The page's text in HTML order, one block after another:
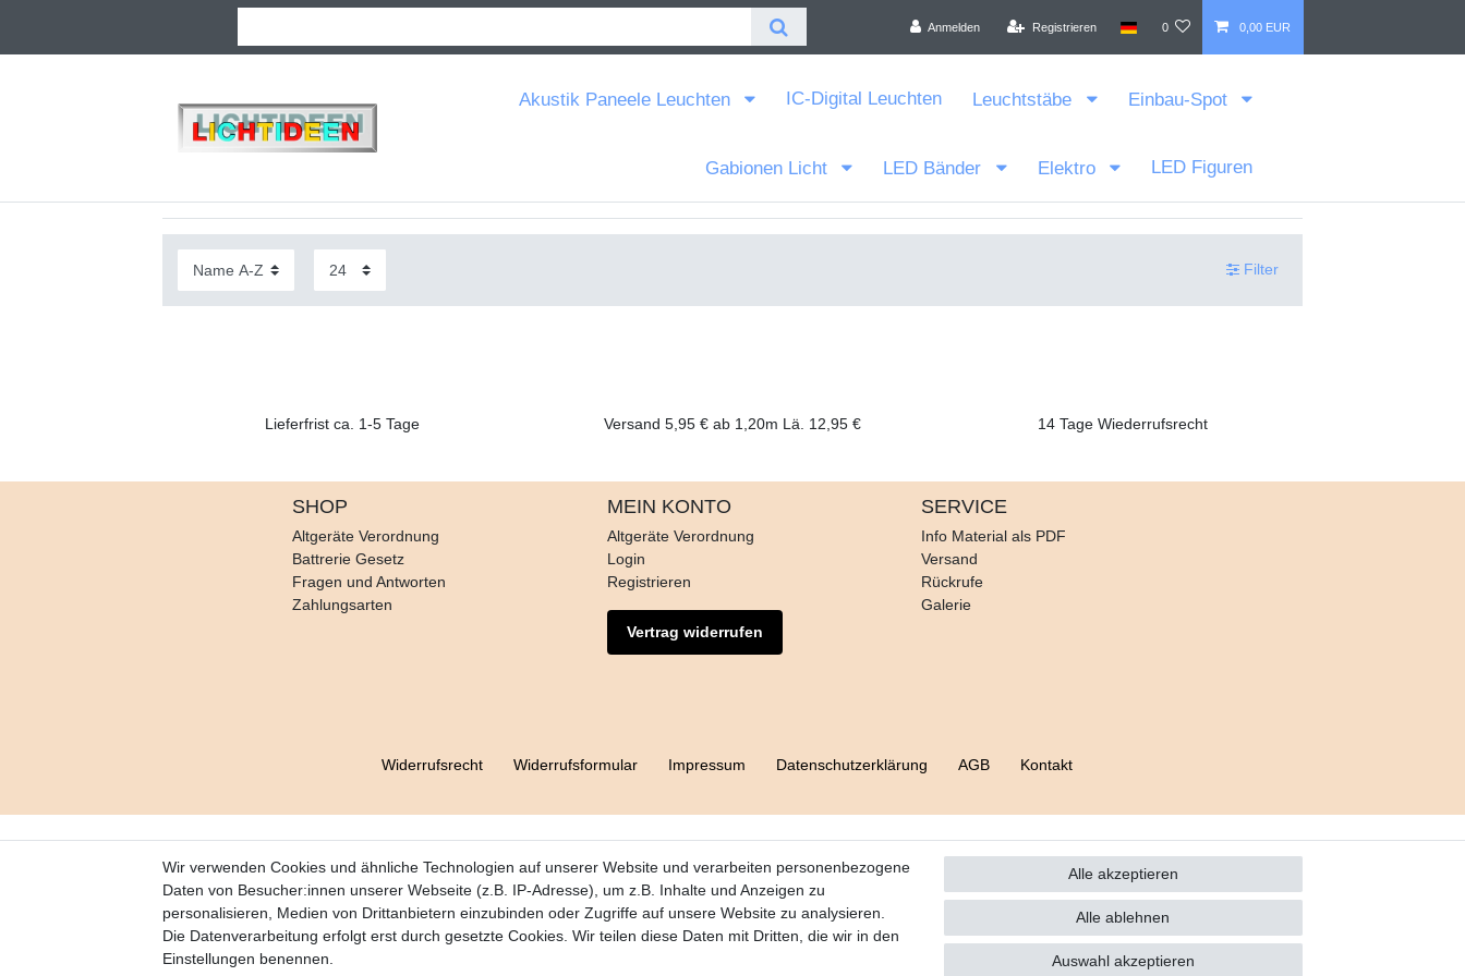
Anmelden Registrieren 0 0,00 EUR
Akustik Paneele Leuchten IC-Digital Leuchten Leuchtstäbe Einbau-Spot
Gabionen Licht LED Bänder Elektro LED Figuren
Filter
Lieferfrist ca. 1-5 Tage Versand 5,95 € ab 1,20m Lä. 12,95 € 14 Tage Wiederrufsrecht
SHOP
Altgeräte Verordnung
Battrerie Gesetz
Fragen und Antworten
Zahlungsarten
MEIN KONTO
Altgeräte Verordnung
Login
Registrieren
Vertrag widerrufen
SERVICE
Info Material als PDF
Versand
Rückrufe
Galerie
Widerrufs­recht Widerrufs­formular Impressum Daten­schutz­erklärung AGB Kontakt
Wir verwenden Cookies und ähnliche Technologien auf unserer Website und verarbeiten personenbezogene
Daten von Besucher:innen unserer Webseite (z.B. IP-Adresse), um z.B. Inhalte und Anzeigen zu
personalisieren, Medien von Drittanbietern einzubinden oder Zugriffe auf unsere Website zu analysieren.
Die Datenverarbeitung erfolgt erst durch gesetzte Cookies. Wir teilen diese Daten mit Dritten, die wir in den
Einstellungen benennen.
Alle akzeptieren
Alle ablehnen
Auswahl akzeptieren